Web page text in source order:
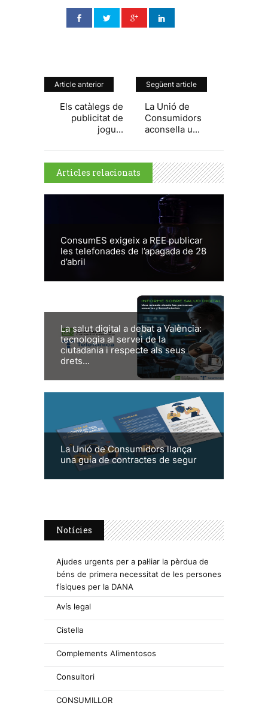
Article anterior
Els catàlegs de
publicitat de
jogu...
Següent article
La Unió de
Consumidors
aconsella u...
Articles relacionats
ConsumES exigeix a REE publicar
les telefonades de l’apagada de 28
d’abril
La salut digital a debat a València:
tecnologia al servei de la
ciutadania i respecte als seus
drets...
La Unió de Consumidors llança
una guia de contractes de segur
Notícies
Ajudes urgents per a pal·liar la pèrdua de
béns de primera necessitat de les persones
físiques per la DANA
Avís legal
Cistella
Complements Alimentosos
Consultori
CONSUMILLOR